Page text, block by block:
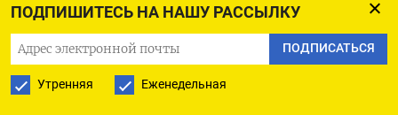
ПОДПИШИТЕСЬ НА НАШУ РАССЫЛКУ
ПОДПИСАТЬСЯ
Утренняя Еженедельная
Европейской сети операторов газотранспортных
систем (ENTSOG) и Газпрома о суточном
транзите через Украину в апреле-мае.